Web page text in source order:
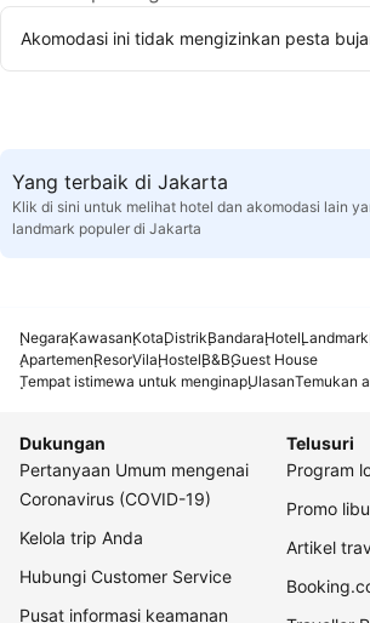
Akomodasi ini tidak mengizinkan pesta
Yang terbaik di Jakarta
Klik di sini untuk melihat hotel dan akomodasi lain
landmark populer di Jakarta
NegaraKawasanKotaDistrikBandaraHotelLandmark
ApartemenResorVilaHostelB&BGuest House
Tempat istimewa untuk menginapUlasanTemukan
Dukungan
Pertanyaan Umum mengenai
Coronavirus (COVID-19)
Kelola trip Anda
Hubungi Customer Service
Pusat informasi keamanan
Telusuri
Program
Promo
Artikel